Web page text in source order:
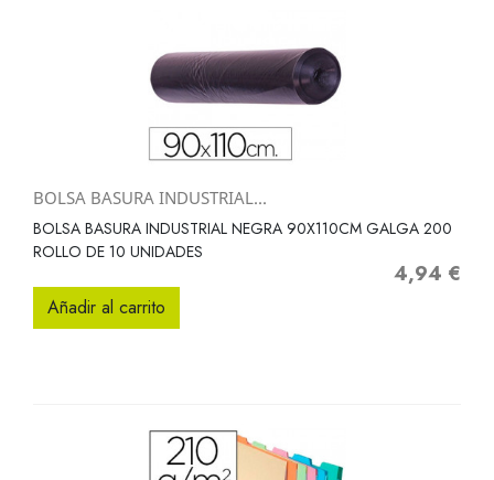
BOLSA BASURA INDUSTRIAL...
BOLSA BASURA INDUSTRIAL NEGRA 90X110CM GALGA 200
ROLLO DE 10 UNIDADES
Precio
4,94 €
Añadir al carrito